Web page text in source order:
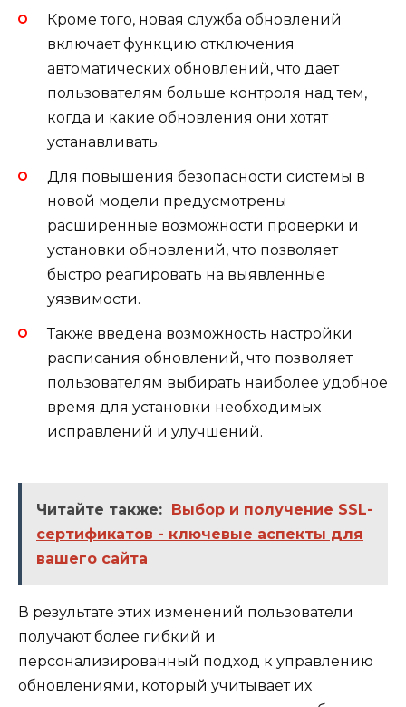
Кроме того, новая служба обновлений
включает функцию отключения
автоматических обновлений, что дает
пользователям больше контроля над тем,
когда и какие обновления они хотят
устанавливать.
Для повышения безопасности системы в
новой модели предусмотрены
расширенные возможности проверки и
установки обновлений, что позволяет
быстро реагировать на выявленные
уязвимости.
Также введена возможность настройки
расписания обновлений, что позволяет
пользователям выбирать наиболее удобное
время для установки необходимых
исправлений и улучшений.
Читайте также: Выбор и получение SSL-
сертификатов - ключевые аспекты для
вашего сайта
В результате этих изменений пользователи
получают более гибкий и
персонализированный подход к управлению
обновлениями, который учитывает их